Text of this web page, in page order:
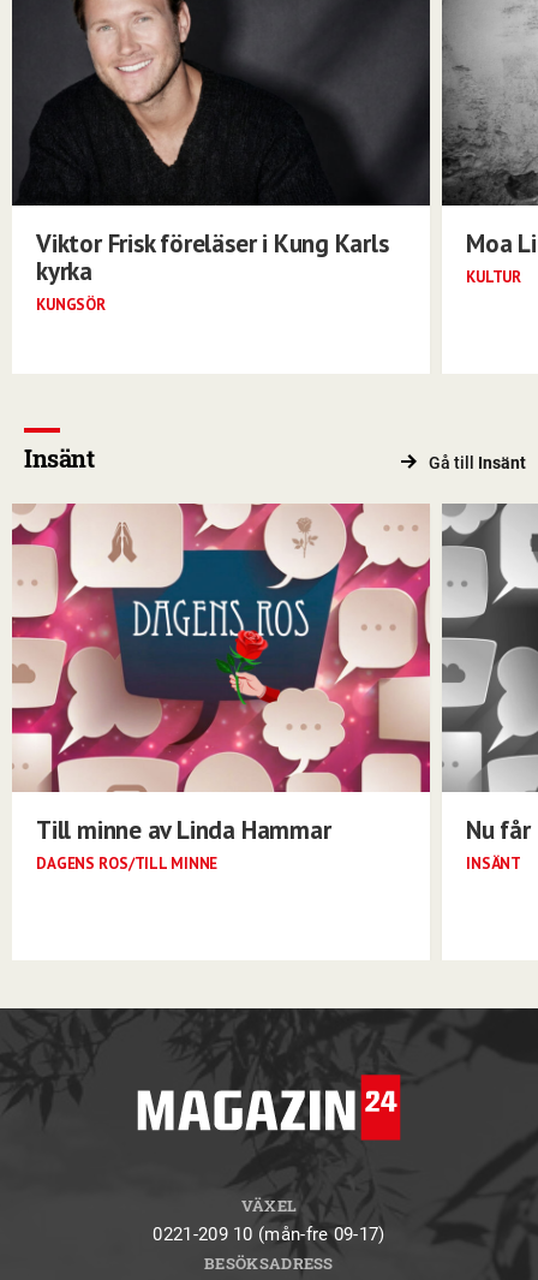
Viktor Frisk föreläser i Kung Karls
kyrka
KUNGSÖR
Moa
KULTUR
Insänt Gå till Insänt
Till minne av Linda Hammar
DAGENS ROS/TILL MINNE
Nu
INSÄNT
VÄXEL
0221-209 10 (mån-fre 09-17)
BESÖKSADRESS